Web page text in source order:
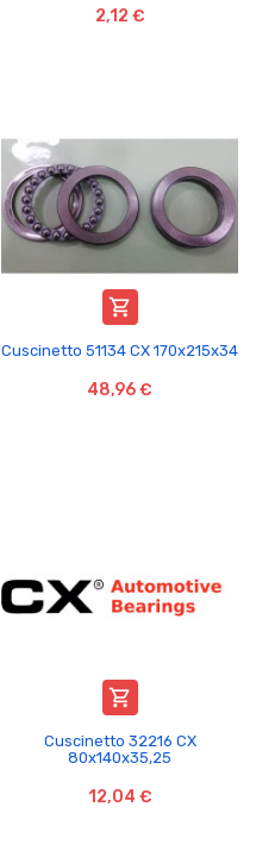
2,12 €

Cuscinetto 51134 CX 170x215x34
48,96 €

Cuscinetto 32216 CX
80x140x35,25
12,04 €